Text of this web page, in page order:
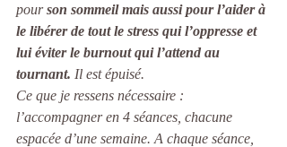
pour son sommeil mais aussi pour l’aider à
le libérer de tout le stress qui l’oppresse et
lui éviter le burnout qui l’attend au
tournant. Il est épuisé.
Ce que je ressens nécessaire :
l’accompagner en 4 séances, chacune
espacée d’une semaine. A chaque séance,